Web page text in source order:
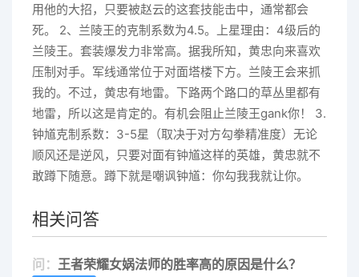
用他的大招，只要被赵云的这套技能击中，通常都会
死。 2、兰陵王的克制系数为4.5。上星理由：4级后的
兰陵王。套装爆发力非常高。据我所知，黄忠向来喜欢
压制对手。军线通常位于对面塔楼下方。兰陵王会来抓
我的。不过，黄忠有地雷。下路两个路口的草丛里都有
地雷，所以这是肯定的。有机会阻止兰陵王gank你！ 3.
钟馗克制系数：3-5星（取决于对方勾拳精准度）无论
顺风还是逆风，只要对面有钟馗这样的英雄，黄忠就不
敢蹲下随意。蹲下就是嘲讽钟馗：你勾我我就让你。
相关问答
问： 王者荣耀女娲法师的胜率高的原因是什么？